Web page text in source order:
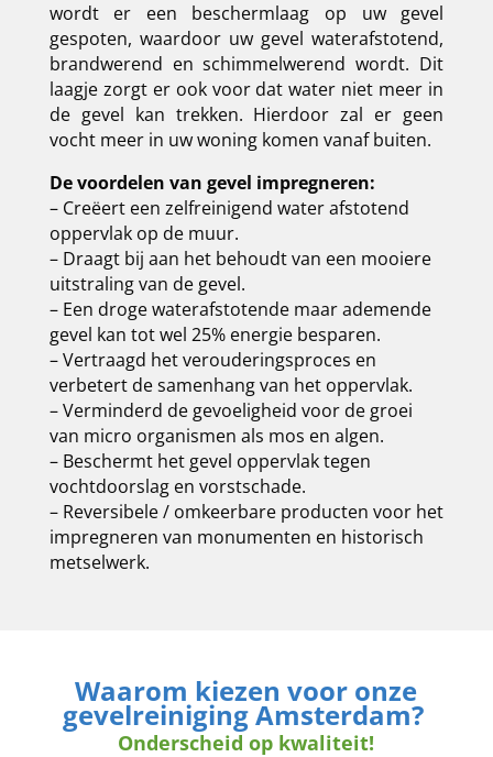
wordt er een beschermlaag op uw gevel
gespoten, waardoor uw gevel waterafstotend,
brandwerend en schimmelwerend wordt. Dit
laagje zorgt er ook voor dat water niet meer in
de gevel kan trekken. Hierdoor zal er geen
vocht meer in uw woning komen vanaf buiten.
De voordelen van gevel impregneren:
– Creëert een zelfreinigend water afstotend
oppervlak op de muur.
– Draagt bij aan het behoudt van een mooiere
uitstraling van de gevel.
– Een droge waterafstotende maar ademende
gevel kan tot wel 25% energie besparen.
– Vertraagd het verouderingsproces en
verbetert de samenhang van het oppervlak.
– Verminderd de gevoeligheid voor de groei
van micro organismen als mos en algen.
– Beschermt het gevel oppervlak tegen
vochtdoorslag en vorstschade.
– Reversibele / omkeerbare producten voor het
impregneren van monumenten en historisch
metselwerk.
Waarom kiezen voor onze
gevelreiniging Amsterdam?
Onderscheid op kwaliteit!